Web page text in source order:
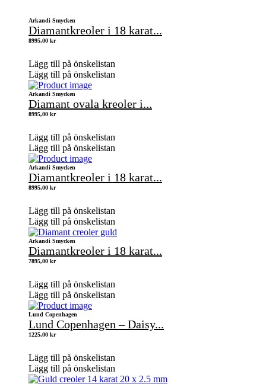
Arkandi Smycken
Diamantkreoler i 18 karat...
8995,00 kr
Lägg till på önskelistan
Lägg till på önskelistan
Arkandi Smycken
Diamant ovala kreoler i...
8995,00 kr
Lägg till på önskelistan
Lägg till på önskelistan
Arkandi Smycken
Diamantkreoler i 18 karat...
8995,00 kr
Lägg till på önskelistan
Lägg till på önskelistan
Arkandi Smycken
Diamantkreoler i 18 karat...
7895,00 kr
Lägg till på önskelistan
Lägg till på önskelistan
Lund Copenhagen
Lund Copenhagen – Daisy...
1225,00 kr
Lägg till på önskelistan
Lägg till på önskelistan